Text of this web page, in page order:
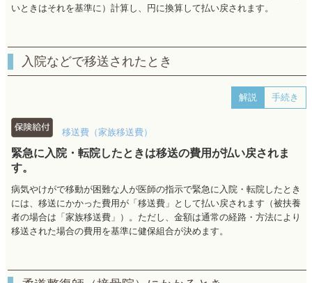
いときはそれを基準に）計算し、円に換算して払い戻されます。
入院などで移送されたとき
解説 手続き
移送費（家族移送費）
緊急に入院・転院したときは移送の費用が払い戻されま
す。
病気やけがで移動が困難な人が医師の指示で緊急に入院・転院したとき
には、移送にかかった費用が「移送費」として払い戻されます（被扶養
者の場合は「家族移送費」）。ただし、金額は通常の経路・方法により
移送された場合の費用を基準に健保組合が決めます。